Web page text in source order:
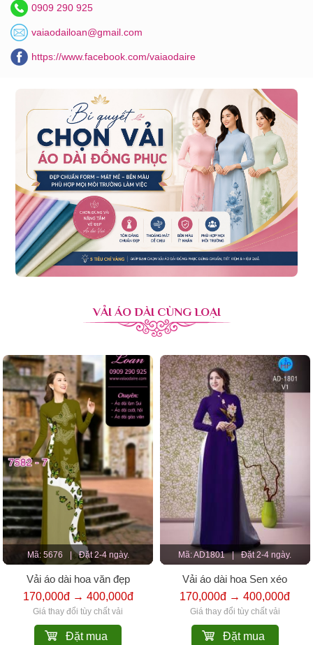
0909 290 925
vaiaodailoan@gmail.com
https://www.facebook.com/vaiaodaire
VẢI ÁO DÀI CÙNG LOẠI
Mã: 5676 Đặt 2-4 ngày.
Vải áo dài hoa văn đẹp
170,000đ → 400,000đ
Giá thay đổi tùy chất vải
Đặt mua
Mã: AD1801 | Đặt 2-4 ngày.
Vải áo dài hoa Sen xéo
170,000đ → 400,000đ
Giá thay đổi tùy chất vải
Đặt mua